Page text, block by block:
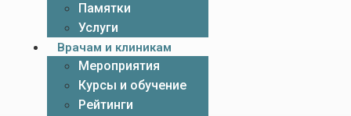
Памятки
Услуги
Врачам и клиникам
Мероприятия
Курсы и обучение
Рейтинги